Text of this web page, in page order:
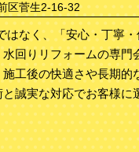
区菅生2-16-32
はなく、「安心・丁寧
回りリフォームの専門
工後の快適さや長期的
誠実な対応でお客様に